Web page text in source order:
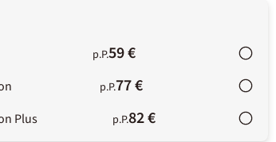
p.P.59 €
p.P.77 €
Plus p.P.82 €